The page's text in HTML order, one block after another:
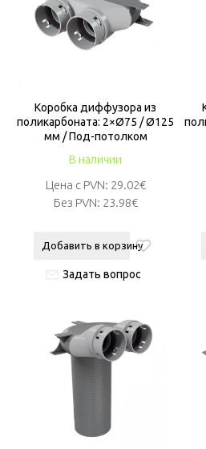
В наличии
Коробкa диффузора из
поликарбоната: 2×Ø75 / Ø125
мм / Под-потолком
Цена с PVN: 29.02€
Без PVN: 23.98€
Добавить в корзину
Задать вопрос